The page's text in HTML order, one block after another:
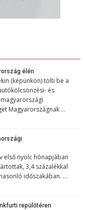
élén
(képünkön) tölti be a
és
Magyarországnak …
első nyolc hónapjában
3,4 százalékkal
időszakában. …
repülőtéren